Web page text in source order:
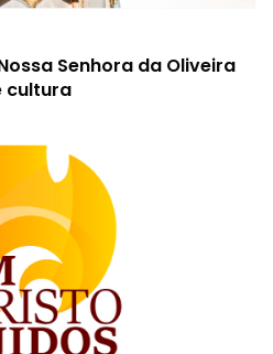
Senhora da Oliveira
cultura